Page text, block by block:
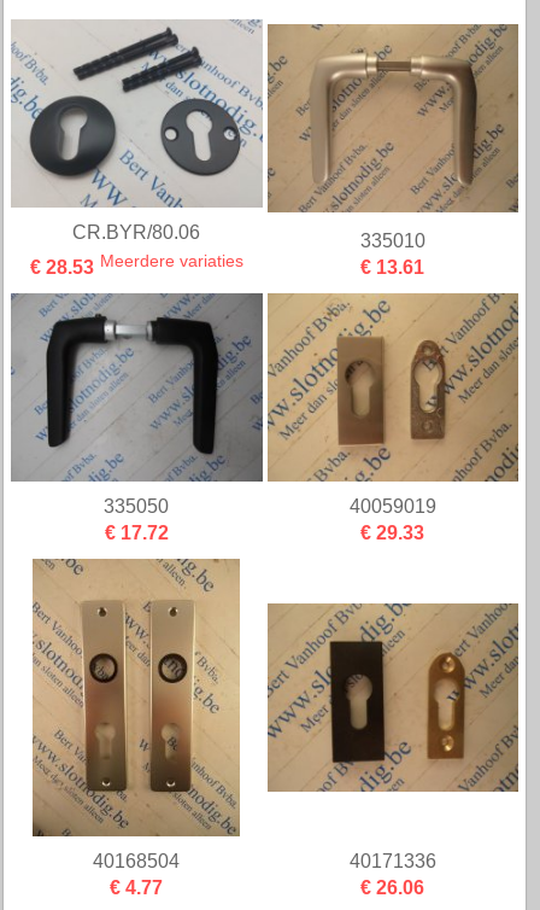
CR.BYR/80.06
€ 28.53 Meerdere variaties
335010
€ 13.61
335050
€ 17.72
40059019
€ 29.33
40168504
€ 4.77
40171336
€ 26.06